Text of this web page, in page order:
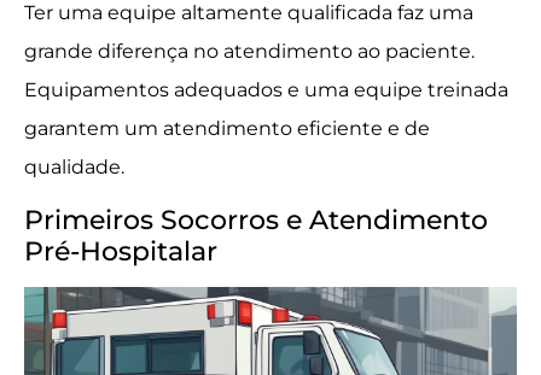
Ter uma equipe altamente qualificada faz uma
grande diferença no atendimento ao paciente.
Equipamentos adequados e uma equipe treinada
garantem um atendimento eficiente e de
qualidade.
Primeiros Socorros e Atendimento
Pré-Hospitalar